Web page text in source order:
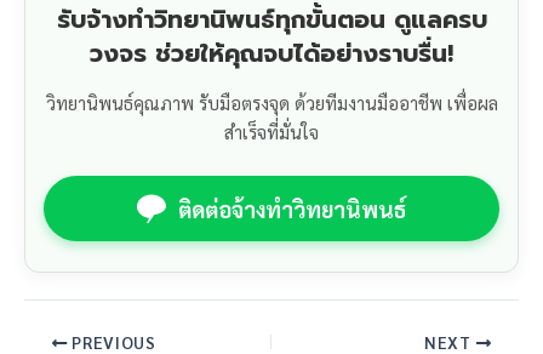
รับจ้างทำวิทยานิพนธ์ทุกขั้นตอน ดูแลครบ
วงจร ช่วยให้คุณจบได้อย่างราบรื่น!
วิทยานิพนธ์คุณภาพ รับมือตรงจุด ด้วยทีมงานมืออาชีพ เพื่อผล
สำเร็จที่มั่นใจ
ติดต่อจ้างทำวิทยานิพนธ์
PREVIOUS NEXT